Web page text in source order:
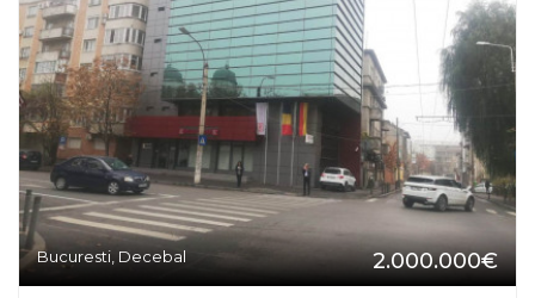
Bucuresti, Decebal 2.000.000€